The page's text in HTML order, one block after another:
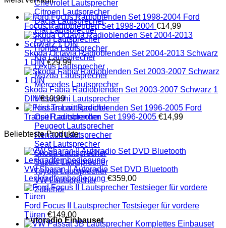
Chevrolet Lautsprecher
Citroen Lautsprecher
Dacia Lautsprecher
Fiat Lautsprecher
Ford Lautsprecher
Honda Lautsprecher
Kia Lautsprecher
Lexus Lautsprecher
Mazda Lautsprecher
Mercedes Lautsprecher
Mitsubishi Lautsprecher
Nissan Lautsprecher
Opel Lautsprecher
Peugeot Lautsprecher
Renault Lautsprecher
Seat Lautsprecher
Skoda Lautsprecher
Suzuki Lautsprecher
Toyota Lautsprecher
VW Lautsprecher
Zubehör
Autoradio Einbauset
Ford
Focus Radioblenden Set 1998-2004 €14,99
Skoda Octavia Radioblenden Set 2004-2013 Schwarz
1 DIN €29,99
Skoda Fabia Radioblenden Set 2003-2007 Schwarz 1
DIN €19,99
Ford
Transit Radioblenden Set 1996-2005 €14,99
Beliebteste Produkte
VW Sharan II Autoradio Set DVD Bluetooth
Lenkradfernbedienung €359,00
Ford Focus II Lautsprecher Testsieger für vordere
Türen €149,00